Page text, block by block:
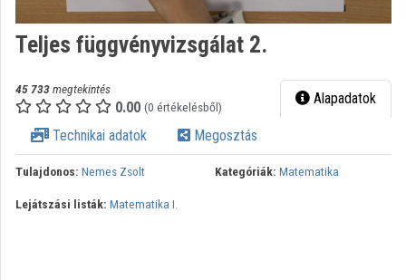
Intézményi listák
Intézmények
Teljes függvényvizsgálat 2.
45 733megtekintés
0.00 (0 értékelésből) Alapadatok
Technikai adatok Megosztás
Tulajdonos: Nemes Zsolt Kategóriák: Matematika
Lejátszási listák: Matematika I.